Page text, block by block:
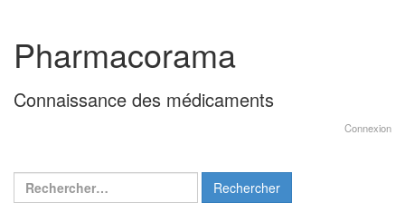
contenu
menu
principal
Pharmacorama
Connaissance des médicaments
Connexion
Rechercher :